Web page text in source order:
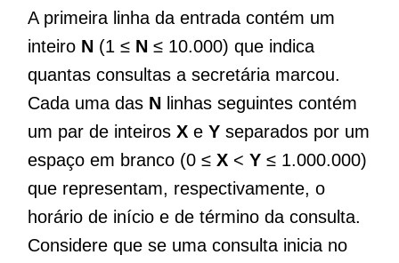
A primeira linha da entrada contém um
inteiro N (1 ≤ N ≤ 10.000) que indica
quantas consultas a secretária marcou.
Cada uma das N linhas seguintes contém
um par de inteiros X e Y separados por um
espaço em branco (0 ≤ X < Y ≤ 1.000.000)
que representam, respectivamente, o
horário de início e de término da consulta.
Considere que se uma consulta inicia no